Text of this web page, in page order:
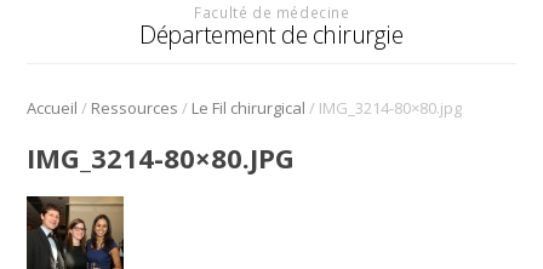
Faculté de médecine
Département de chirurgie
Accueil / Ressources / Le Fil chirurgical / IMG_3214-80×80.jpg
IMG_3214-80×80.JPG